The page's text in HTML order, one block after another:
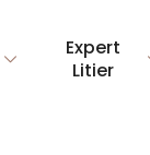
Expert
Litier